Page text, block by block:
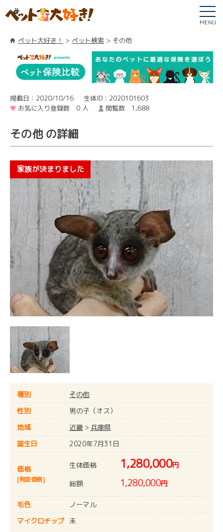
MENU
ペット大好き！ ペット検索 その他
掲載日：2020/10/16
生体ID：2020101603
お気に入り登録数 0 人
閲覧数 1,688
その他 の詳細
種別
その他
性別
男の子（オス）
地域
近畿> 兵庫県
誕生日
2020年7月31日
価格
[税抜価格]
生体価格 1,280,000円
総額
1,280,000円
毛色
ノーマル
マイクロチップ
未